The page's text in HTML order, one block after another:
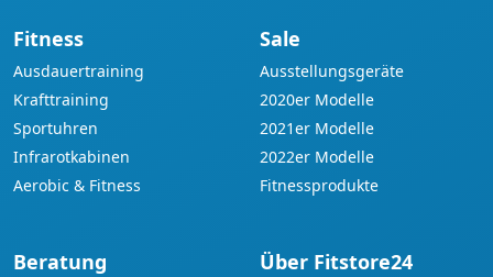
Fitness
Ausdauertraining
Krafttraining
Sportuhren
Infrarotkabinen
Aerobic & Fitness
Sale
Ausstellungsgeräte
2020er Modelle
2021er Modelle
2022er Modelle
Fitnessprodukte
Beratung Über Fitstore24